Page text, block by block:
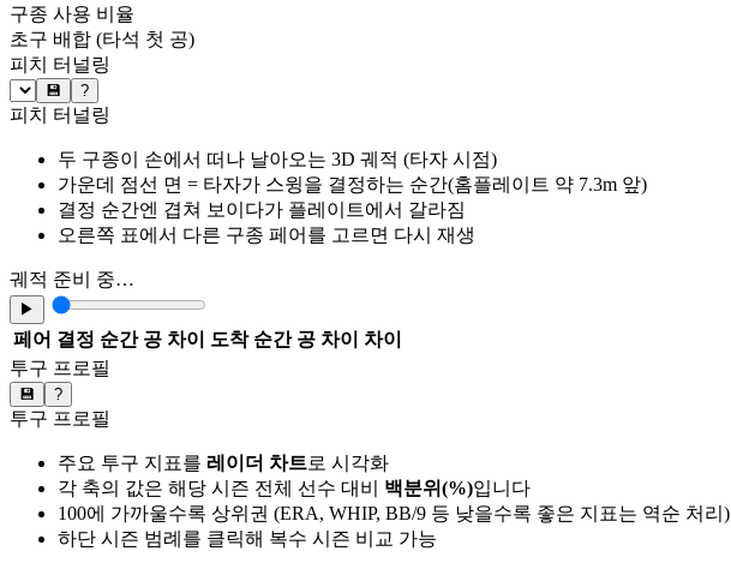
구종 사용 비율
초구 배합 (타석 첫 공)
피치 터널링
💾 ?
피치 터널링
두 구종이 손에서 떠나 날아오는 3D 궤적 (타자 시점)
가운데 점선 면 = 타자가 스윙을 결정하는 순간(홈플레이트 약 7.3m 앞)
결정 순간엔 겹쳐 보이다가 플레이트에서 갈라짐
오른쪽 표에서 다른 구종 페어를 고르면 다시 재생
궤적 준비 중…
▶
페어 결정 순간 공 차이 도착 순간 공 차이
차이
투구 프로필
💾 ?
투구 프로필
주요 투구 지표를 레이더 차트로 시각화
각 축의 값은 해당 시즌 전체 선수 대비 백분위(%)입니다
100에 가까울수록 상위권 (ERA, WHIP, BB/9 등 낮을수록 좋은 지표는 역순 처리)
하단 시즌 범례를 클릭해 복수 시즌 비교 가능